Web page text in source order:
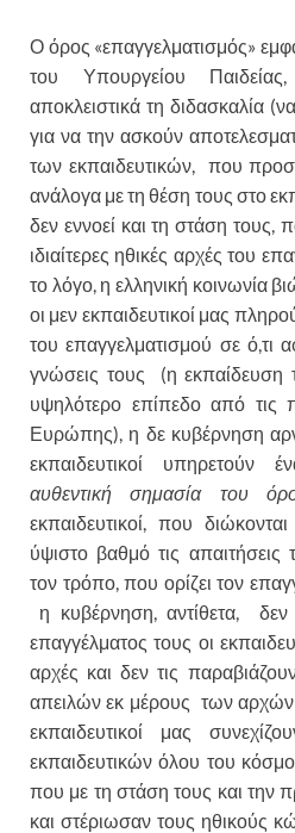
Ο όρος «επαγγελματισμός»
του Υπουργείου
αποκλειστικά τη διδασκαλία
για να την ασκούν
των εκπαιδευτικών, που
ανάλογα με τη θέση τους στο
δεν εννοεί και τη στάση τους,
ιδιαίτερες ηθικές αρχές του
το λόγο, η ελληνική κοινωνία
οι μεν εκπαιδευτικοί μας
του επαγγελματισμού σε ό,τι
γνώσεις τους (η εκπαίδευση
υψηλότερο επίπεδο από τις
Ευρώπης), η δε κυβέρνηση
εκπαιδευτικοί υπηρετούν
αυθεντική σημασία του
εκπαιδευτικοί, που
ύψιστο βαθμό τις απαιτήσεις
τον τρόπο, που ορίζει τον
η κυβέρνηση, αντίθετα, δεν
επαγγέλματος τους οι
αρχές και δεν τις
απειλών εκ μέρους των αρχών
εκπαιδευτικοί μας
εκπαιδευτικών όλου του
που με τη στάση τους και την
και στέριωσαν τους ηθικούς